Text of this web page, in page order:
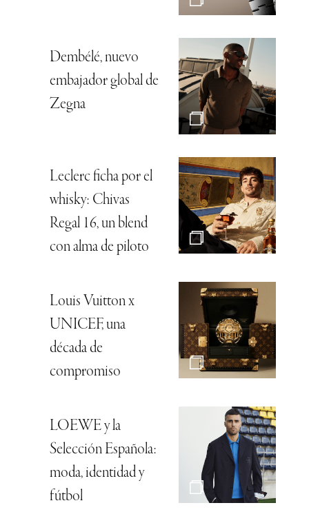
Dembélé, nuevo
embajador global de
Zegna
Leclerc ficha por el
whisky: Chivas
Regal 16, un blend
con alma de piloto
Louis Vuitton x
UNICEF, una
década de
compromiso
LOEWE y la
Selección Española:
moda, identidad y
fútbol